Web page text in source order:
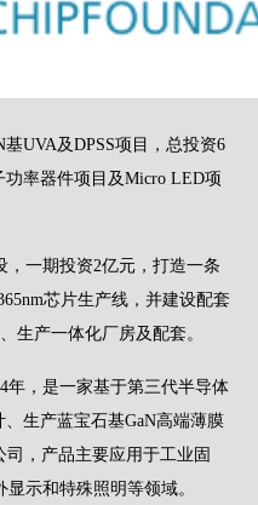
UVA及DPSS项目，总投资6
率器件项目及Micro LED项
一期投资2亿元，打造一条
芯片生产线，并建设配套
生产一体化厂房及配套。
年，是一家基于第三代半导体
生产蓝宝石基GaN高端薄膜
，产品主要应用于工业固
示和特殊照明等领域。